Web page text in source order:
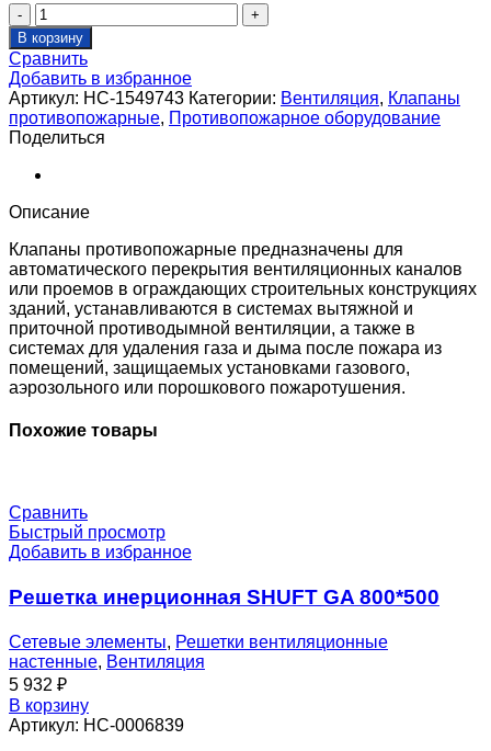
Количество
товара
Клапан
противопожарный
SHUFT
SHFDO-
90-
O-
550_450-
0-
0-
0
В корзину
Сравнить
Добавить в избранное
Артикул: НС-1549743 Категории: Вентиляция, Клапаны
противопожарные, Противопожарное оборудование
Поделиться
Описание
Клапаны противопожарные предназначены для
автоматического перекрытия вентиляционных каналов
или проемов в ограждающих строительных конструкциях
зданий, устанавливаются в системах вытяжной и
приточной противодымной вентиляции, а также в
системах для удаления газа и дыма после пожара из
помещений, защищаемых установками газового,
аэрозольного или порошкового пожаротушения.
Похожие товары
Сравнить
Быстрый просмотр
Добавить в избранное
Решетка инерционная SHUFT GA 800*500
Сетевые элементы, Решетки вентиляционные
настенные, Вентиляция
5 932 ₽
В корзину
Артикул: НС-0006839